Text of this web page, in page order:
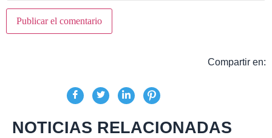
Compartir en:
NOTICIAS RELACIONADAS